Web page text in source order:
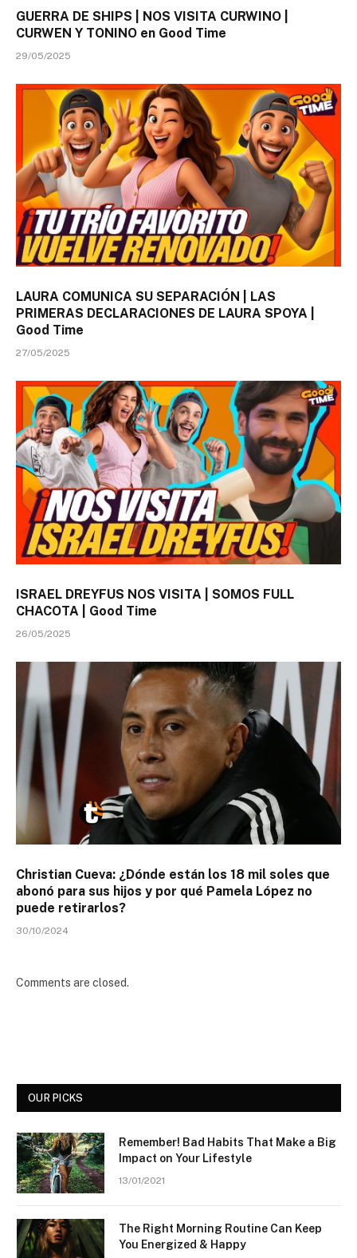
GUERRA DE SHIPS | NOS VISITA CURWINO |
CURWEN Y TONINO en Good Time
29/05/2025
LAURA COMUNICA SU SEPARACIÓN | LAS
PRIMERAS DECLARACIONES DE LAURA SPOYA |
Good Time
27/05/2025
ISRAEL DREYFUS NOS VISITA | SOMOS FULL
CHACOTA | Good Time
26/05/2025
Christian Cueva: ¿Dónde están los 18 mil soles que
abonó para sus hijos y por qué Pamela López no
puede retirarlos?
30/10/2024
Comments are closed.
OUR PICKS
Remember! Bad Habits That Make a Big
Impact on Your Lifestyle
13/01/2021
The Right Morning Routine Can Keep
You Energized & Happy